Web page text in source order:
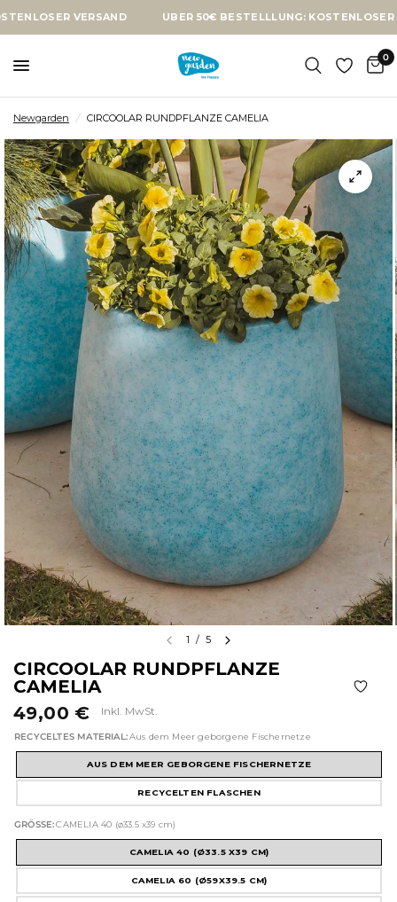
VERSAND ÜBER 50€ BESTELLLUNG: KOSTENLOSER
0
Newgarden / CIRCOOLAR RUNDPFLANZE CAMELIA
1 / 5
CIRCOOLAR RUNDPFLANZE
CAMELIA
49,00 €
Inkl. MwSt.
RECYCELTES MATERIAL:Aus dem Meer geborgene Fischernetze
AUS DEM MEER GEBORGENE FISCHERNETZE
RECYCELTEN FLASCHEN
GRÖSSE: CAMELIA 40 (ø33.5 x39 cm)
CAMELIA 40 (Ø33.5 X39 CM)
CAMELIA 60 (Ø59X39.5 CM)